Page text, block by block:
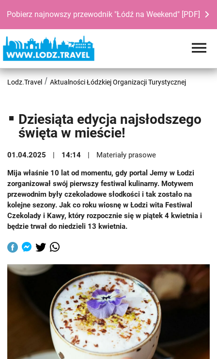
Pobierz najnowszy przewodnik "Łódź na Weekend" [PDF]
Lodz.Travel Aktualności Łódzkiej Organizacji Turystycznej
Dziesiąta edycja najsłodszego
święta w mieście!
01.04.2025 14:14 Materiały prasowe
Mija właśnie 10 lat od momentu, gdy portal Jemy w Łodzi
zorganizował swój pierwszy festiwal kulinarny. Motywem
przewodnim były czekoladowe słodkości i tak zostało na
kolejne sezony. Jak co roku wiosnę w Łodzi wita Festiwal
Czekolady i Kawy, który rozpocznie się w piątek 4 kwietnia i
będzie trwał do niedzieli 13 kwietnia.